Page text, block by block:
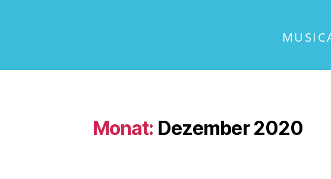
Monat: Dezember 2020